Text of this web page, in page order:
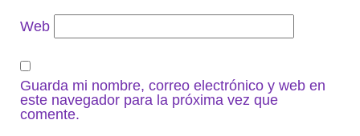
Web
Guarda mi nombre, correo electrónico y web en
este navegador para la próxima vez que
comente.